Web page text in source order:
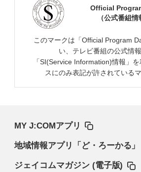
Official
（公式番組情
このマークは「Official Program
い、テレビ番組の公式情
「SI(Service Information)情報」
スにのみ表記が許されているマ
MY J:COMアプリ
地域情報アプリ「ど・ろーかる」
ジェイコムマガジン (電子版)